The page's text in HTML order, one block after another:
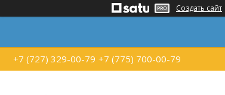
Создать сайт
+7 (727) 329-00-79 +7 (775) 700-00-79